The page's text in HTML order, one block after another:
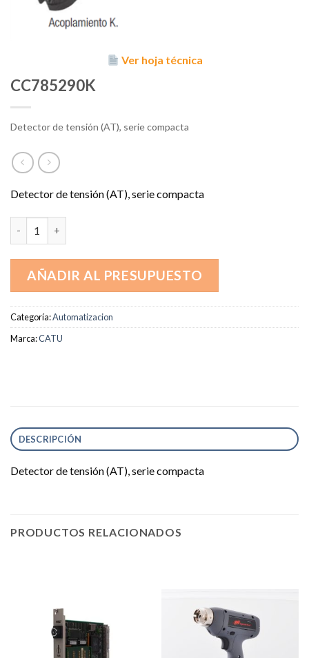
Ver hoja técnica
CC785290K
Detector de tensión (AT), serie compacta
Detector de tensión (AT), serie compacta
AÑADIR AL PRESUPUESTO
Categoría:Automatizacion
Marca:CATU
DESCRIPCIÓN
Detector de tensión (AT), serie compacta
PRODUCTOS RELACIONADOS